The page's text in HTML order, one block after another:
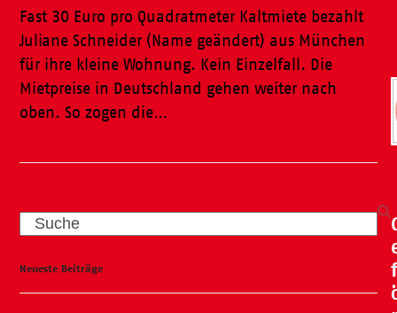
Fast 30 Euro pro Quadratmeter Kaltmiete bezahlt
Juliane Schneider (Name geändert) aus München
für ihre kleine Wohnung. Kein Einzelfall. Die
Mietpreise in Deutschland gehen weiter nach
oben. So zogen die…
Search
Neueste Beiträge
f